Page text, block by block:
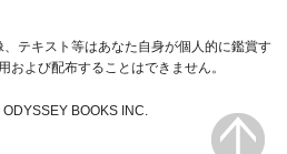
テキスト等はあなた自身が個人的に鑑賞す
および配布することはできません。
BOOKS INC.